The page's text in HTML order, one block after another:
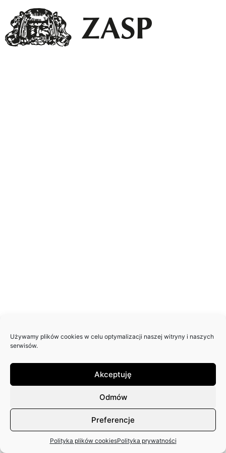
Używamy plików cookies w celu optymalizacji naszej witryny i naszych
serwisów.
Akceptuję
Odmów
Preferencje
Polityka plików cookiesPolityka prywatności